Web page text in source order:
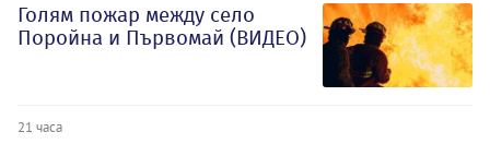
Голям пожар между село
Поройна и Първомай (ВИДЕО)
21 часа